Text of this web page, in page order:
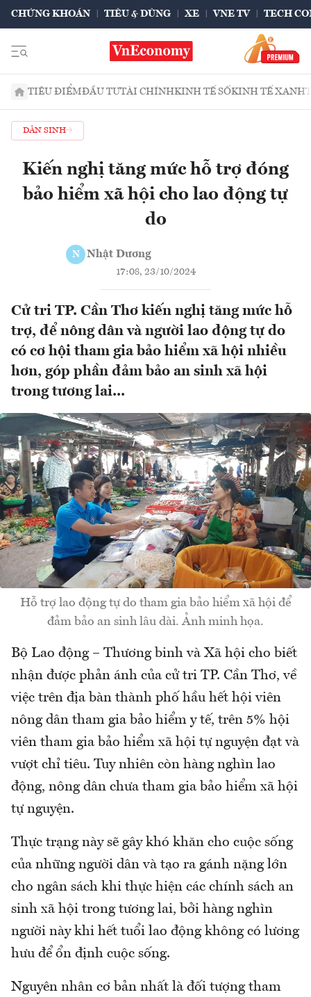
CHỨNG KHOÁN TIÊU & DÙNG XE VNE TV TECH
TIÊU ĐIỂMĐẦU TƯTÀI CHÍNHKINH TẾ SỐKINH TẾ XANH
DÂN SINH
Kiến nghị tăng mức hỗ trợ đóng
bảo hiểm xã hội cho lao động tự
do
N Nhật Dương
17:08, 23/10/2024
Cử tri TP. Cần Thơ kiến nghị tăng mức hỗ
trợ, để nông dân và người lao động tự do
có cơ hội tham gia bảo hiểm xã hội nhiều
hơn, góp phần đảm bảo an sinh xã hội
trong tương lai...
Hỗ trợ lao động tự do tham gia bảo hiểm xã hội để
đảm bảo an sinh lâu dài. Ảnh minh họa.
Bộ Lao động – Thương binh và Xã hội cho biết
nhận được phản ánh của cử tri TP. Cần Thơ, về
việc trên địa bàn thành phố hầu hết hội viên
nông dân tham gia bảo hiểm y tế, trên 5% hội
viên tham gia bảo hiểm xã hội tự nguyện đạt và
vượt chỉ tiêu. Tuy nhiên còn hàng nghìn lao
động, nông dân chưa tham gia bảo hiểm xã hội
tự nguyện.
Thực trạng này sẽ gây khó khăn cho cuộc sống
của những người dân và tạo ra gánh nặng lớn
cho ngân sách khi thực hiện các chính sách an
sinh xã hội trong tương lai, bởi hàng nghìn
người này khi hết tuổi lao động không có lương
hưu để ổn định cuộc sống.
Nguyên nhân cơ bản nhất là đối tượng tham